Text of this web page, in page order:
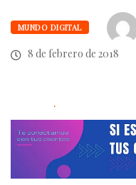
MUNDO DIGITAL
8 de febrero de 2018
.